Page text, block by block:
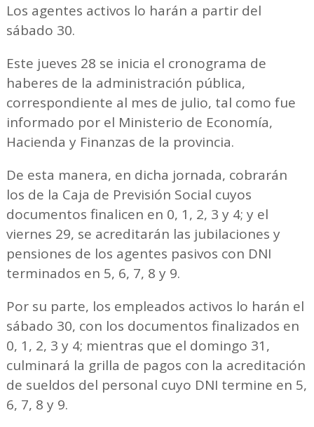
Los agentes activos lo harán a partir del
sábado 30.
Este jueves 28 se inicia el cronograma de
haberes de la administración pública,
correspondiente al mes de julio, tal como fue
informado por el Ministerio de Economía,
Hacienda y Finanzas de la provincia.
De esta manera, en dicha jornada, cobrarán
los de la Caja de Previsión Social cuyos
documentos finalicen en 0, 1, 2, 3 y 4; y el
viernes 29, se acreditarán las jubilaciones y
pensiones de los agentes pasivos con DNI
terminados en 5, 6, 7, 8 y 9.
Por su parte, los empleados activos lo harán el
sábado 30, con los documentos finalizados en
0, 1, 2, 3 y 4; mientras que el domingo 31,
culminará la grilla de pagos con la acreditación
de sueldos del personal cuyo DNI termine en 5,
6, 7, 8 y 9.